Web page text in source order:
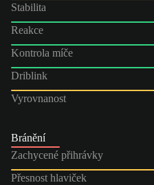
Stabilita
Reakce
Kontrola míče
Driblink
Vyrovnanost
Bránění
Zachycené přihrávky
Přesnost hlaviček